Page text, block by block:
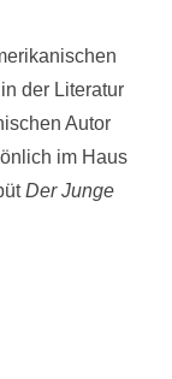
der Literatur
Autor
im Haus
Der Junge